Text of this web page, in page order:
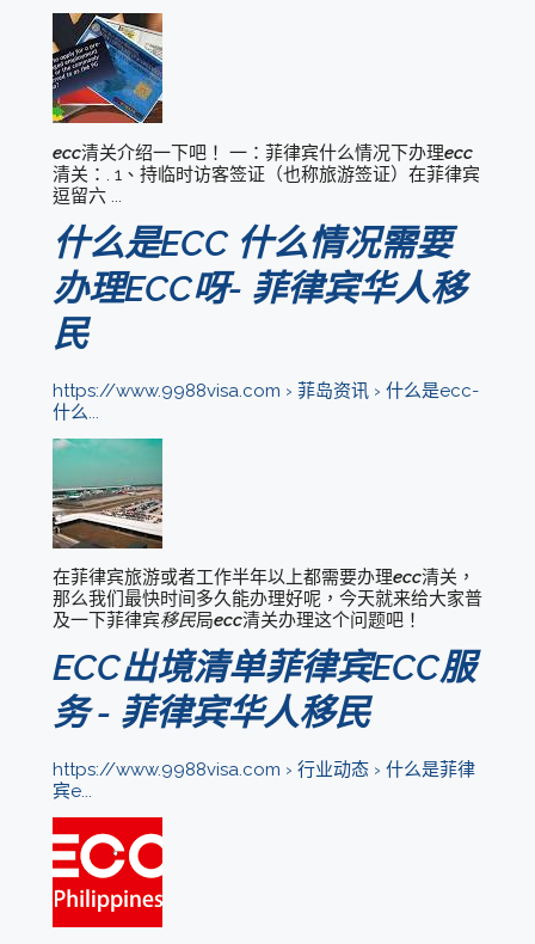
ecc清关介绍一下吧！ 一：菲律宾什么情况下办理ecc
清关：. 1、持临时访客签证（也称旅游签证）在菲律宾
逗留六 ...
什么是ECC 什么情况需要
办理ECC呀- 菲律宾华人移
民
https://www.9988visa.com › 菲岛资讯 › 什么是ecc-
什么...
在菲律宾旅游或者工作半年以上都需要办理ecc清关，
那么我们最快时间多久能办理好呢，今天就来给大家普
及一下菲律宾移民局ecc清关办理这个问题吧！
ECC出境清单菲律宾ECC服
务 - 菲律宾华人移民
https://www.9988visa.com › 行业动态 › 什么是菲律
宾e...